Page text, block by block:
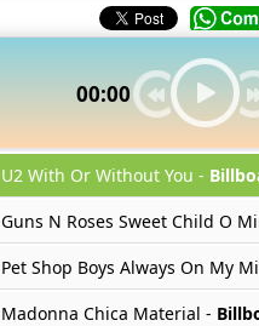
00:00
U2 With Or Without You -
Guns N Roses Sweet Child O
Pet Shop Boys Always On My
Madonna Chica Material -